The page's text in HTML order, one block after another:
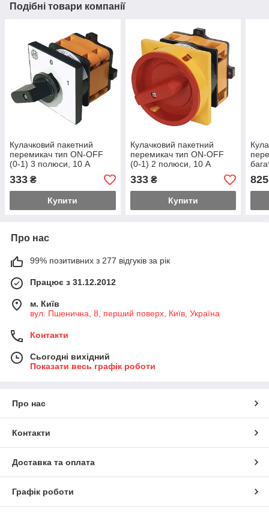
Подібні товари компанії
Кулачковий пакетний
перемикач тип ON-OFF
(0-1) 3 полюси, 10 А
333 ₴
Купити
Кулачковий пакетний
перемикач тип ON-OFF
(0-1) 2 полюси, 10 А
333₴
Купити
3),
825
Про нас
99% позитивних з 277 відгуків за рік
Працює з 31.12.2012
м. Київ
вул. Пшенична, 8, перший поверх, Київ, Україна
Контакти
Сьогодні вихідний
Показати весь графік роботи
Про нас
Контакти
Доставка та оплата
Графік роботи